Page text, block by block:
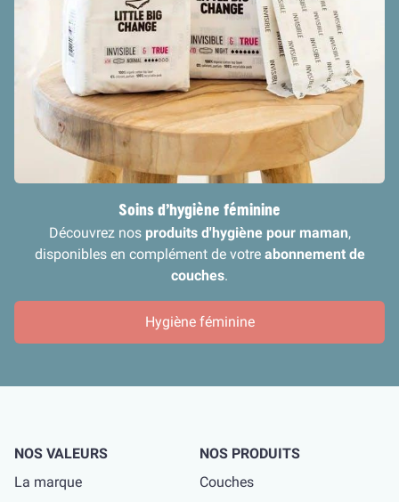
Soins d’hygiène féminine
Découvrez nos produits d'hygiène pour maman,
disponibles en complément de votre abonnement de
couches.
Hygiène féminine
NOS VALEURS
La marque
NOS PRODUITS
Couches